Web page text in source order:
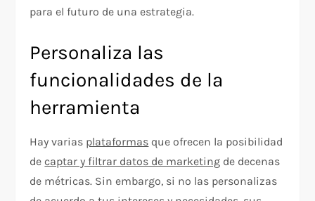
para el futuro de una estrategia.
Personaliza las
funcionalidades de la
herramienta
Hay varias plataformas que ofrecen la posibilidad
decaptar y filtrar datos de marketing de decenas
de métricas. Sin embargo, si no las personalizas